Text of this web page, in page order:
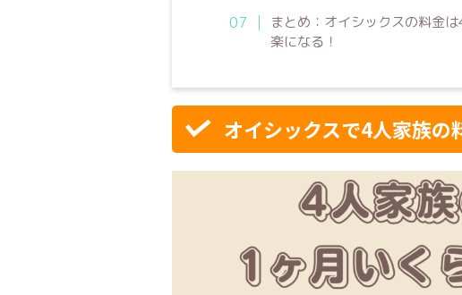
まとめ：オイシックスの料金
楽になる！
オイシックスで4人家族の